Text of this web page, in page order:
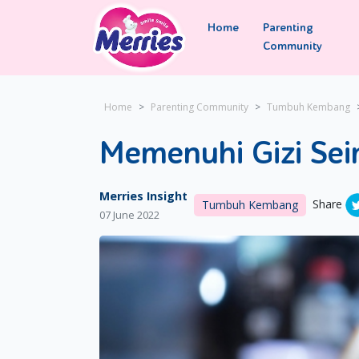
Home
Parenting
Community
Home Parenting Community Tumbuh Kembang
Memenuhi Gizi
Merries Insight
07 June 2022
Tumbuh Kembang Share